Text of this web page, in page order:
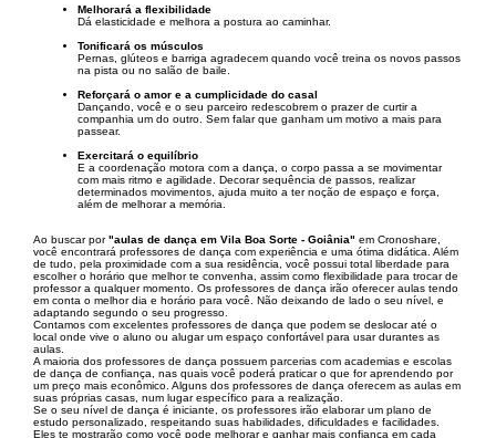
Melhorará a flexibilidade
Dá elasticidade e melhora a postura ao caminhar.
Tonificará os músculos
Pernas, glúteos e barriga agradecem quando você treina os novos passos
na pista ou no salão de baile.
Reforçará o amor e a cumplicidade do casal
Dançando, você e o seu parceiro redescobrem o prazer de curtir a
companhia um do outro. Sem falar que ganham um motivo a mais para
passear.
Exercitará o equilíbrio
E a coordenação motora com a dança, o corpo passa a se movimentar
com mais ritmo e agilidade. Decorar sequência de passos, realizar
determinados movimentos, ajuda muito a ter noção de espaço e força,
além de melhorar a memória.
Ao buscar por"aulas de dança em Vila Boa Sorte - Goiânia" em Cronoshare,
você encontrará professores de dança com experiência e uma ótima didática. Além
de tudo, pela proximidade com a sua residência, você possui total liberdade para
escolher o horário que melhor te convenha, assim como flexibilidade para trocar de
professor a qualquer momento. Os professores de dança irão oferecer aulas tendo
em conta o melhor dia e horário para você. Não deixando de lado o seu nível, e
adaptando segundo o seu progresso.
Contamos com excelentes professores de dança que podem se deslocar até o
local onde vive o aluno ou alugar um espaço confortável para usar durantes as
aulas.
A maioria dos professores de dança possuem parcerias com academias e escolas
de dança de confiança, nas quais você poderá praticar o que for aprendendo por
um preço mais econômico. Alguns dos professores de dança oferecem as aulas em
suas próprias casas, num lugar específico para a realização.
Se o seu nível de dança é iniciante, os professores irão elaborar um plano de
estudo personalizado, respeitando suas habilidades, dificuldades e facilidades.
Eles te mostrarão como você pode melhorar e ganhar mais confiança em cada